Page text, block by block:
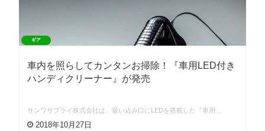
ギア
車内を照らしてカンタンお掃除！『車用LED付き
ハンディクリーナー』が発売
サンワサプライ株式会社は、吸い込み口にLEDを搭載した『車用…
2018年10月27日